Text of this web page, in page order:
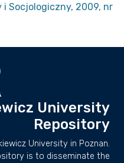
i Socjologiczny, 2009, nr
University
Repository
University in Poznan.
is to disseminate the